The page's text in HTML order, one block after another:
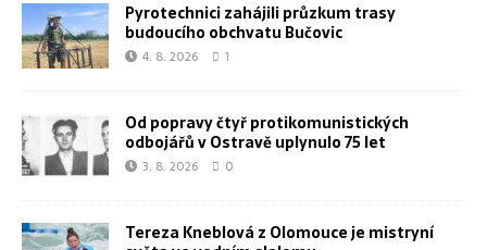
Pyrotechnici zahájili průzkum trasy
budoucího obchvatu Bučovic
4. 8. 2026 1
Od popravy čtyř protikomunistických
odbojářů v Ostravě uplynulo 75 let
3. 8. 2026 0
Tereza Kneblová z Olomouce je mistryní